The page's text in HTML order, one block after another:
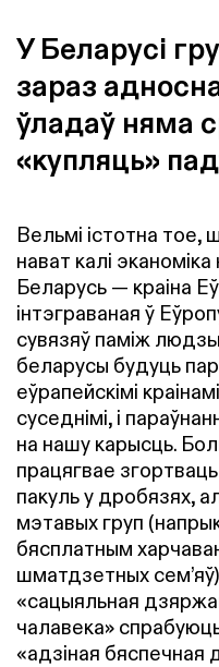
У Беларусі
зараз
ўладаў няма
«купляць»
Вельмі істотна тое,
нават калі
Беларусь — краіна
інтэграваная ў
сувязяў паміж
беларусы будуць
еўрапейскімі
суседнімі, і
на нашу карысць.
працягвае
пакуль у дробязях,
мэтавых груп
бясплатным
шматдзетных
«сацыяльная
чалавека»
«адзіная бяспечная